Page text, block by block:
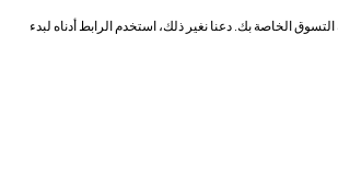
الخاصة بك. دعنا نغير ذلك، استخدم الرابط أدناه لبدء